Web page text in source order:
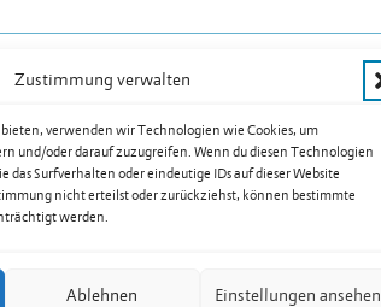
Zustimmung verwalten
verwenden wir Technologien wie Cookies, um
und/oder darauf zuzugreifen. Wenn du diesen Technologien
Surfverhalten oder eindeutige IDs auf dieser Website
nicht erteilst oder zurückziehst, können bestimmte
werden.
Ablehnen Einstellungen ansehen